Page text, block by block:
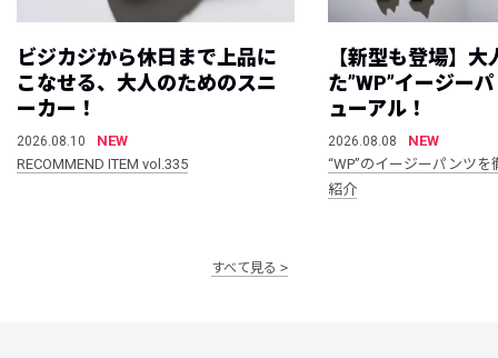
ビジカジから休日まで上品に
こなせる、大人のためのスニ
ーカー！
2026.08.10
NEW
RECOMMEND ITEM vol.335
【新型も登場】大
た”WP”イージー
ューアル！
2026.08.08
NEW
“WP”のイージーパンツ
紹介
すべて見る